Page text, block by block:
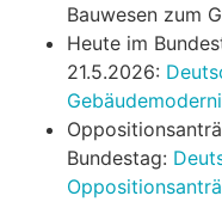
Bauwesen zum
Heute im
21.5.2026:
Bundestag: